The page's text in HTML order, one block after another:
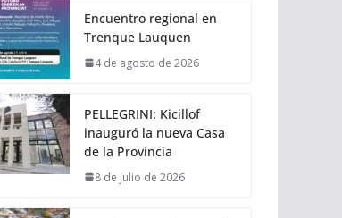
Encuentro regional en
Trenque Lauquen
4 de agosto de 2026
PELLEGRINI: Kicillof
inauguró la nueva Casa
de la Provincia
8 de julio de 2026